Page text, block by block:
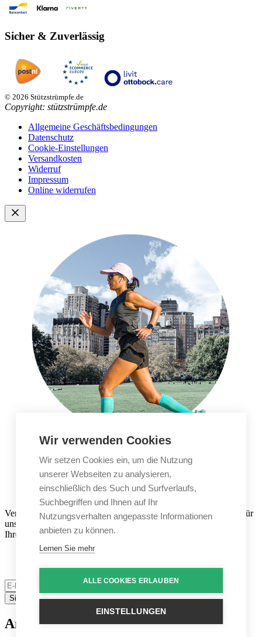
Sicher & Zuverlässig
© 2026 Stützstrümpfe.de
Copyright: stützstrümpfe.de
Allgemeine Geschäftsbedingungen
Datenschutz
Cookie-Einstellungen
Versandkosten
Widerruf
Impressum
Online widerrufen
Warten Sie! Bevor Sie gehen…
Verpassen Sie keine exklusiven Angebote! Melden Sie sich jetzt für
unseren Newsletter an und erhalten Sie
Ihre nächste Bestellung.
Exklusive Rabatte
Sichere dir deinen Rabatt!
Anmeldung erfolgreich!
Wir verwenden Cookies
Wir setzen Cookies ein, um die Nutzung
unserer Webseiten zu analysieren,
einschließlich des Such und Surfverlaufs,
Suchbegriffen und Ihnen auf Ihr
Nutzungsverhalten angepasste Informationen
anbieten zu können.
Lernen Sie mehr
ALLE COOKIES ERLAUBEN
EINSTELLUNGEN